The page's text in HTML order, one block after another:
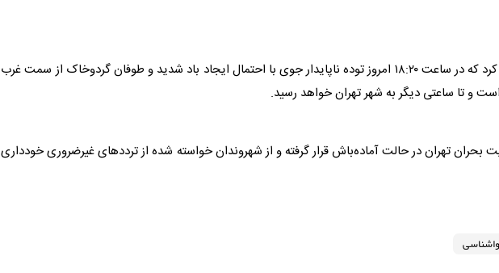
سازمان مدیریت بحران هم اعلام کرد که در ساعت ۱۸:۲۰ امروز توده ناپایدار جوی با احتمال ایجاد باد شدید و طوفان گردوخاک از سمت غرب
است و تا ساعتی دیگر به شهرتهرانخواهد رسید.
بحرانتهراندر حالت آماده‌باش قرار گرفته و از شهروندان خواسته شده از تردد‌های غیرضروری خودداری